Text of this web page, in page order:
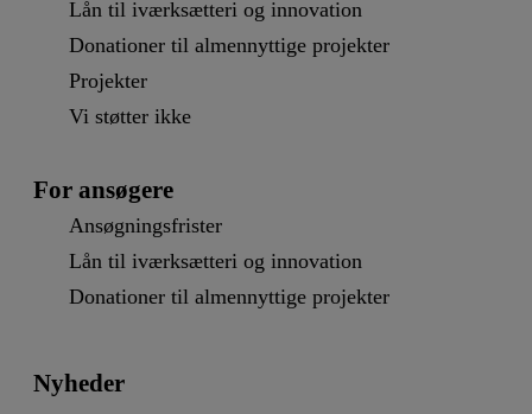
Lån til iværksætteri og innovation
Donationer til almennyttige projekter
Projekter
Vi støtter ikke
For ansøgere
Ansøgningsfrister
Lån til iværksætteri og innovation
Donationer til almennyttige projekter
Nyheder